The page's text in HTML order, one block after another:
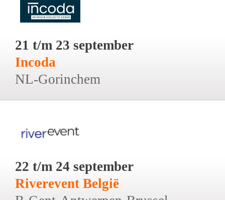
21 t/m 23 september
Incoda
NL-Gorinchem
22 t/m 24 september
Riverevent België